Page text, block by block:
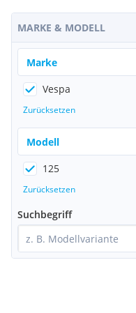
MARKE & MODELL
Marke
Vespa
Zurücksetzen
Modell
125
Zurücksetzen
Suchbegriff